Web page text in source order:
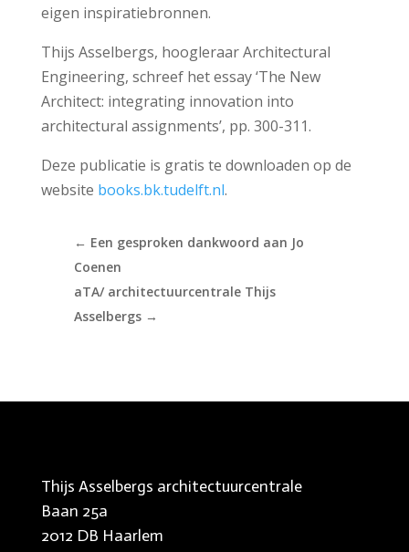
eigen inspiratiebronnen.
Thijs Asselbergs, hoogleraar Architectural
Engineering, schreef het essay ‘The New
Architect: integrating innovation into
architectural assignments’, pp. 300-311.
Deze publicatie is gratis te downloaden op de
website books.bk.tudelft.nl.
← Een gesproken dankwoord aan Jo
Coenen
aTA/ architectuurcentrale Thijs
Asselbergs→
Thijs Asselbergs architectuurcentrale
Baan 25a
2012 DB Haarlem